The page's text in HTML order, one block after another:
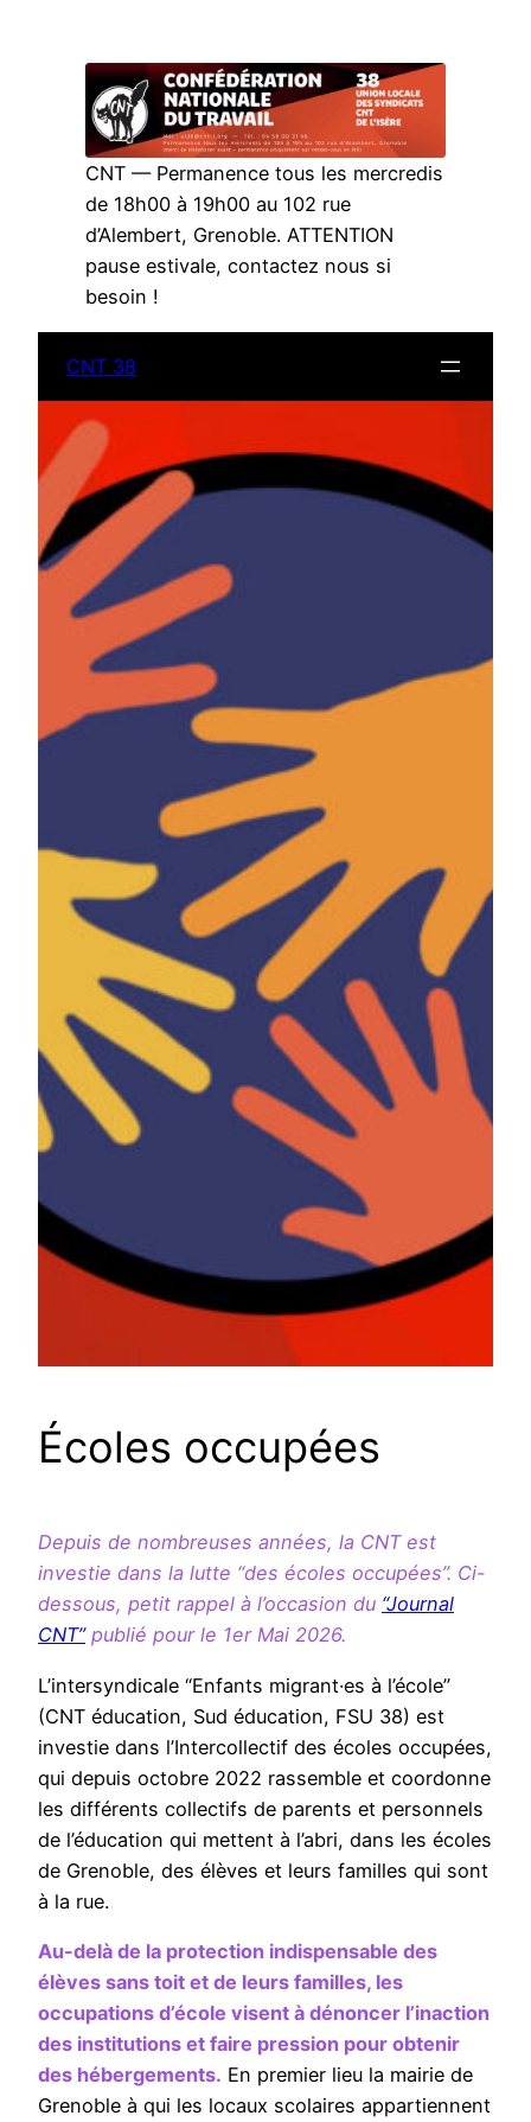
CNT — Permanence tous les mercredis
de 18h00 à 19h00 au 102 rue
d’Alembert, Grenoble. ATTENTION
pause estivale, contactez nous si
besoin !
CNT 38
Écoles occupées
Depuis de nombreuses années, la CNT est
investie dans la lutte “des écoles occupées”. Ci-
dessous, petit rappel à l’occasion du “Journal
CNT”publié pour le 1er Mai 2026.
L’intersyndicale “Enfants migrant·es à l’école”
(CNT éducation, Sud éducation, FSU 38) est
investie dans l’Intercollectif des écoles occupées,
qui depuis octobre 2022 rassemble et coordonne
les différents collectifs de parents et personnels
de l’éducation qui mettent à l’abri, dans les écoles
de Grenoble, des élèves et leurs familles qui sont
à la rue.
Au-delà de la protection indispensable des
élèves sans toit et de leurs familles, les
occupations d’école visent à dénoncer l’inaction
des institutions et faire pression pour obtenir
des hébergements. En premier lieu la mairie de
Grenoble à qui les locaux scolaires appartiennent